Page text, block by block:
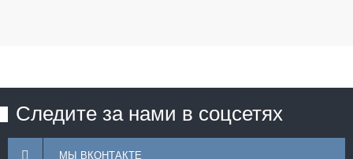
Следите за нами в соцсетях
МЫ ВКОНТАКТЕ